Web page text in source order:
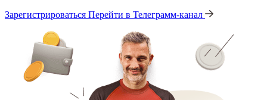
Зарегистрироваться Перейти в Телеграмм-канал